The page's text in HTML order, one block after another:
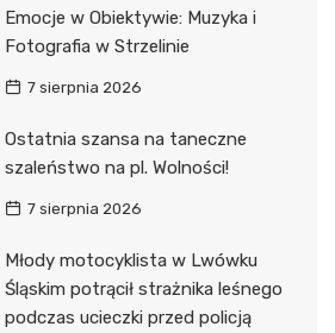
Emocje w Obiektywie: Muzyka i
Fotografia w Strzelinie
7 sierpnia 2026
Ostatnia szansa na taneczne
szaleństwo na pl. Wolności!
7 sierpnia 2026
Młody motocyklista w Lwówku
Śląskim potrącił strażnika leśnego
podczas ucieczki przed policją